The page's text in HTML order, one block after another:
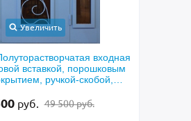
Увеличить
входная
вставкой, порошковым
ручкой-скобой,
руб. 49 500 руб.